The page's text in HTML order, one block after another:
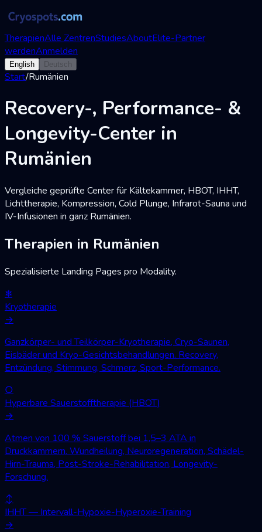
TherapienAlle ZentrenStudiesAboutElite-Partner
werdenAnmelden
English Deutsch
Start/Rumänien
Recovery-, Performance- &
Longevity-Center in
Rumänien
Vergleiche geprüfte Center für Kältekammer, HBOT, IHHT,
Lichttherapie, Kompression, Cold Plunge, Infrarot-Sauna und
IV-Infusionen in ganz Rumänien.
Therapien in Rumänien
Spezialisierte Landing Pages pro Modality.
❄
Kryotherapie
→
Ganzkörper- und Teilkörper-Kryotherapie, Cryo-Saunen,
Eisbäder und Kryo-Gesichtsbehandlungen. Recovery,
Entzündung, Stimmung, Schmerz, Sport-Performance.
○
Hyperbare Sauerstofftherapie (HBOT)
→
Atmen von 100 % Sauerstoff bei 1,5–3 ATA in
Druckkammern. Wundheilung, Neuroregeneration, Schädel-
Hirn-Trauma, Post-Stroke-Rehabilitation, Longevity-
Forschung.
↕
IHHT — Intervall-Hypoxie-Hyperoxie-Training
→